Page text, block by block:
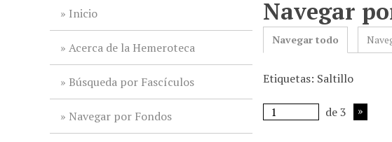
Inicio
Acerca de la Hemeroteca
Búsqueda por Fascículos
Navegar por Fondos
Navegar
Navegar todo
Etiquetas: Saltillo
de 3